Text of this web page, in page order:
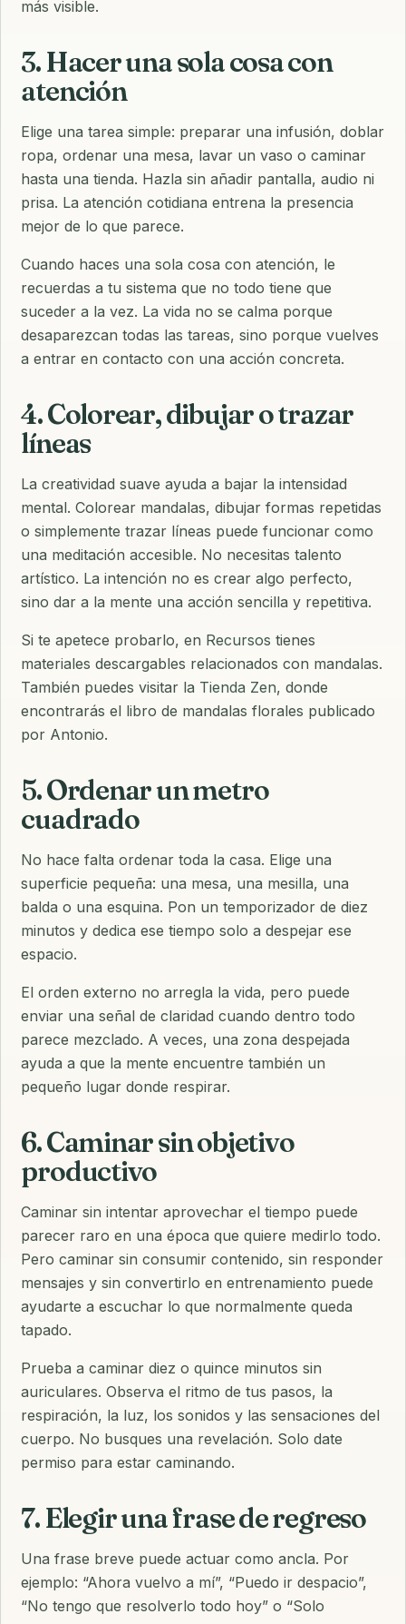
más visible.
3. Hacer una sola cosa con
atención
Elige una tarea simple: preparar una infusión, doblar
ropa, ordenar una mesa, lavar un vaso o caminar
hasta una tienda. Hazla sin añadir pantalla, audio ni
prisa. La atención cotidiana entrena la presencia
mejor de lo que parece.
Cuando haces una sola cosa con atención, le
recuerdas a tu sistema que no todo tiene que
suceder a la vez. La vida no se calma porque
desaparezcan todas las tareas, sino porque vuelves
a entrar en contacto con una acción concreta.
4. Colorear, dibujar o trazar
líneas
La creatividad suave ayuda a bajar la intensidad
mental. Colorear mandalas, dibujar formas repetidas
o simplemente trazar líneas puede funcionar como
una meditación accesible. No necesitas talento
artístico. La intención no es crear algo perfecto,
sino dar a la mente una acción sencilla y repetitiva.
Si te apetece probarlo, en Recursos tienes
materiales descargables relacionados con mandalas.
También puedes visitar la Tienda Zen, donde
encontrarás el libro de mandalas florales publicado
por Antonio.
5. Ordenar un metro
cuadrado
No hace falta ordenar toda la casa. Elige una
superficie pequeña: una mesa, una mesilla, una
balda o una esquina. Pon un temporizador de diez
minutos y dedica ese tiempo solo a despejar ese
espacio.
El orden externo no arregla la vida, pero puede
enviar una señal de claridad cuando dentro todo
parece mezclado. A veces, una zona despejada
ayuda a que la mente encuentre también un
pequeño lugar donde respirar.
6. Caminar sin objetivo
productivo
Caminar sin intentar aprovechar el tiempo puede
parecer raro en una época que quiere medirlo todo.
Pero caminar sin consumir contenido, sin responder
mensajes y sin convertirlo en entrenamiento puede
ayudarte a escuchar lo que normalmente queda
tapado.
Prueba a caminar diez o quince minutos sin
auriculares. Observa el ritmo de tus pasos, la
respiración, la luz, los sonidos y las sensaciones del
cuerpo. No busques una revelación. Solo date
permiso para estar caminando.
7. Elegir una frase de regreso
Una frase breve puede actuar como ancla. Por
ejemplo: “Ahora vuelvo a mí”, “Puedo ir despacio”,
“No tengo que resolverlo todo hoy” o “Solo